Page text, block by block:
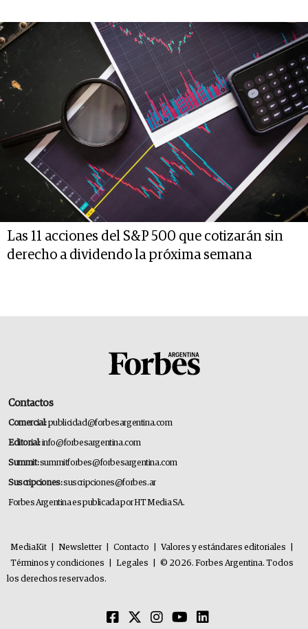
Las 11 acciones del S&P 500 que cotizarán sin
derecho a dividendo la próxima semana
Contactos
Comercial:publicidad@forbesargentina.com
Editorial:info@forbesargentina.com
Summit:summitforbes@forbesargentina.com
Suscripciones:suscripciones@forbes.ar
Forbes Argentina es publicada por HT Media SA.
MediaKit Newsletter Contacto Valores y estándares editoriales
Términos y condiciones
Legales
© 2026. Forbes Argentina. Todos
los derechos reservados.